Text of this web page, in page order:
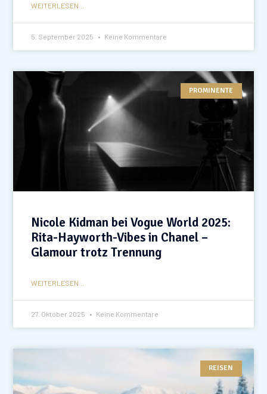
WEITERLESEN...
5. September 2025 Keine Kommentare
PROMINENTE
Nicole Kidman bei Vogue World 2025:
Rita-Hayworth-Vibes in Chanel –
Glamour trotz Trennung
WEITERLESEN...
27. Oktober 2025 Keine Kommentare
REISEN